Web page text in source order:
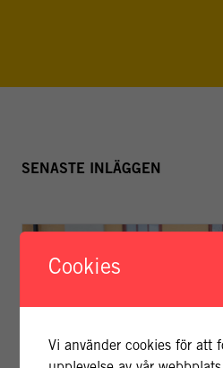
SENASTE INLÄGGEN
Cookies
Vi använder cookies för att